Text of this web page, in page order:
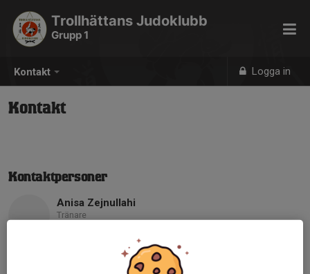
Kontakt Logga in
Trollhättans Judoklubb
Grupp 1
Kontakt
Kontaktpersoner
Anisa Zejnullahi
Tränare
E-post visas bara för inloggade